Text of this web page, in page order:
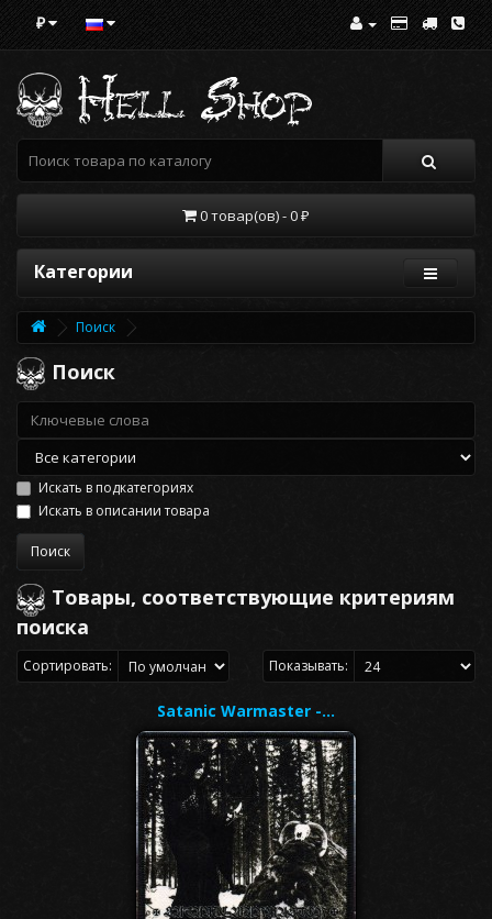
₽
0 товар(ов) - 0 ₽
Категории
Поиск
Поиск
Искать в подкатегориях
Искать в описании товара
Товары, соответствующие критериям
поиска
Сортировать: Показывать:
Satanic Warmaster -…